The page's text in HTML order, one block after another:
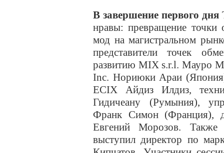
В завершение первого дня
нравы: превращение точки
мод на магистральном
представители точек
развитию MIX s.r.l. Мауро
Inc. Нориюки Араи
ECIX Айдиз Илдиз,
Гидичеану (Румыния),
Франк Симон (Франция),
Евгений Морозов.
выступил директор по